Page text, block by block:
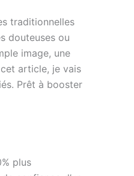
traditionnelles
douteuses ou
image, une
article, je vais
Prêt à booster
plus